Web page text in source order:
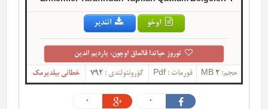
اوخو ائندیر
توروز حیاتدا قالماق اوچون، یاردیم ائدین
حجم:2 MB فورمات :Pdf گؤرونتولندی : 792 خطانی بیلدیرمک
0
0